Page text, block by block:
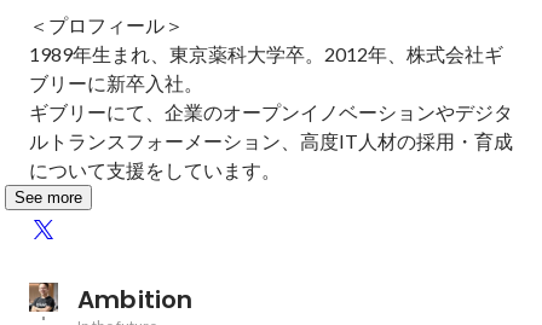
＜プロフィール＞
1989年生まれ、東京薬科大学卒。2012年、株式会社ギ
ブリーに新卒入社。
ギブリーにて、企業のオープンイノベーションやデジタ
ルトランスフォーメーション、高度IT人材の採用・育成
について支援をしています。
See more
Ambition